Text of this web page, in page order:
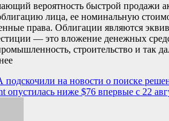
вероятность быстрой продажи
лица, ее номинальную
права. Облигации являются
— это вложение денежных
строительство и так
на новости о поиске
опустилась ниже $76 впервые с 22